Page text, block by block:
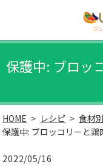
保護中: ブロッ
HOME レシピ 食材別
保護中: ブロッコリーと鶏
2022/05/16